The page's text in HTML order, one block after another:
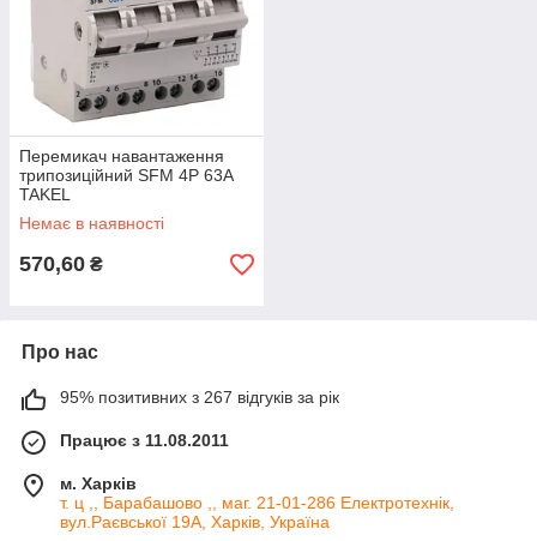
Перемикач навантаження
трипозиційний SFM 4P 63A
TAKEL
Немає в наявності
570,60 ₴
Про нас
95% позитивних з 267 відгуків за рік
Працює з 11.08.2011
м. Харків
т. ц ,, Барабашово ,, маг. 21-01-286 Електротехнік,
вул.Раєвської 19А, Харків, Україна